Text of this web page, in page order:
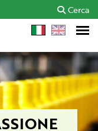
Cerca